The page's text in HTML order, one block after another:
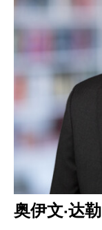
奥伊文·达勒